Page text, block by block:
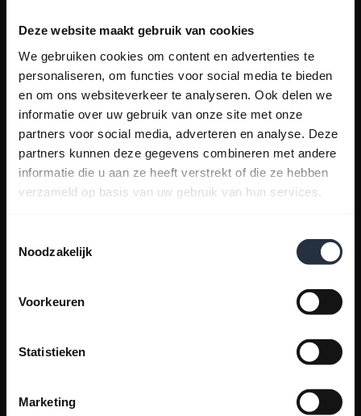
Deze website maakt gebruik van cookies
We gebruiken cookies om content en advertenties te
personaliseren, om functies voor social media te bieden
en om ons websiteverkeer te analyseren. Ook delen we
informatie over uw gebruik van onze site met onze
partners voor social media, adverteren en analyse. Deze
partners kunnen deze gegevens combineren met andere
informatie die u aan ze heeft verstrekt of die ze hebben
verzameld op basis van uw gebruik van hun services.
Noodzakelijk
Voorkeuren
Statistieken
Marketing